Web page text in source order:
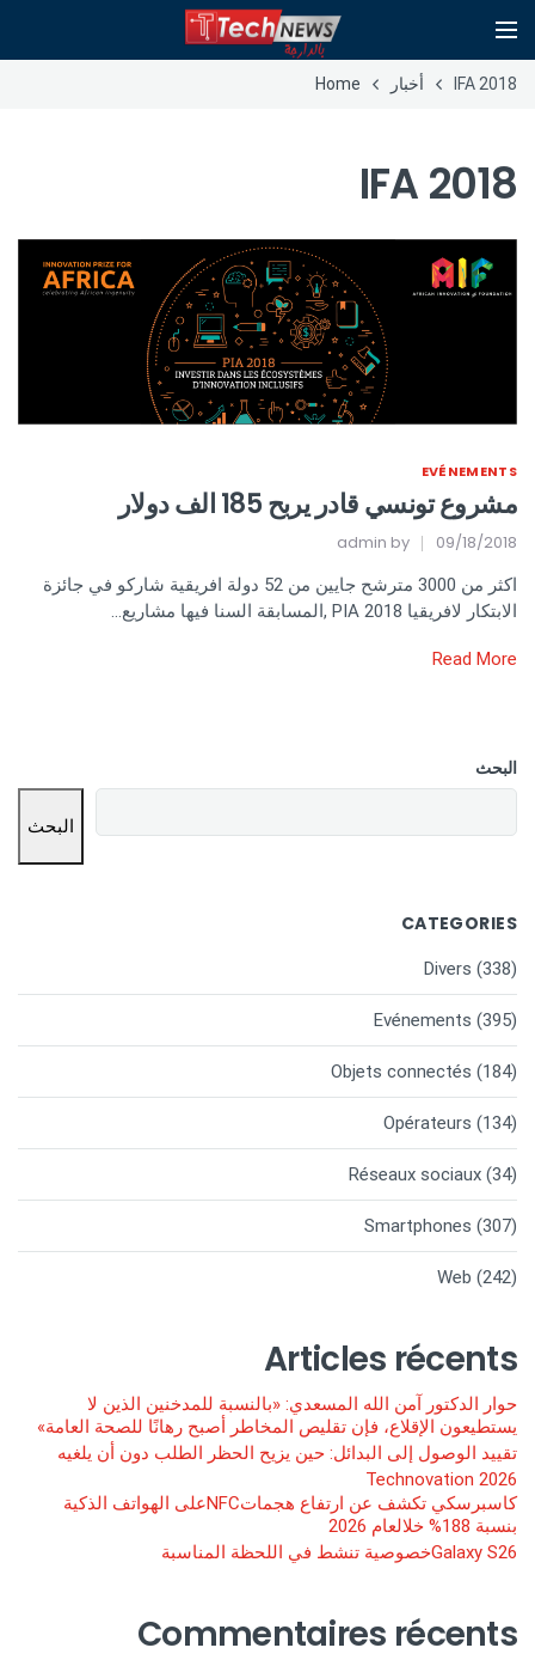
IFA 2018 أخبار Home
IFA 2018
EVÉNEMENTS
مشروع تونسي قادر يربح 185 الف دولار
09/18/2018
admin
اكثر من 3000 مترشح جايين من 52 دولة افريقية شاركو في جائزة
الابتكار لافريقيا PIA 2018 ,المسابقة السنا فيها مشاريع…
Read More
البحث
البحث
CATEGORIES
Divers (338)
Evénements (395)
Objets connectés (184)
Opérateurs (134)
Réseaux sociaux (34)
Smartphones (307)
Web (242)
Articles récents
حوار الدكتور آمن الله المسعدي: «بالنسبة للمدخنين الذين لا
يستطيعون الإقلاع، فإن تقليص المخاطر أصبح رهانًا للصحة العامة»
تقييد الوصول إلى البدائل: حين يزيح الحظر الطلب دون أن يلغيه
Technovation 2026
كاسبرسكي تكشف عن ارتفاع هجماتNFCعلى الهواتف الذكية
بنسبة 188% خلالعام 2026
Galaxy S26خصوصية تنشط في اللحظة المناسبة
Commentaires récents